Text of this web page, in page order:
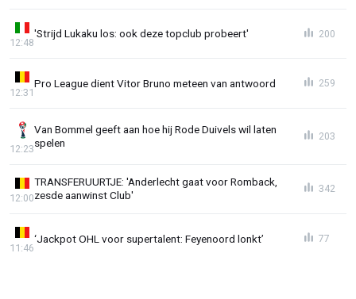
'Strijd Lukaku los: ook deze topclub probeert'
12:48
200
Pro League dient Vitor Bruno meteen van antwoord
12:31
259
Van Bommel geeft aan hoe hij Rode Duivels wil laten
spelen
12:23
203
TRANSFERUURTJE: 'Anderlecht gaat voor Romback,
zesde aanwinst Club'
12:00
342
‘Jackpot OHL voor supertalent: Feyenoord lonkt’
11:46
77